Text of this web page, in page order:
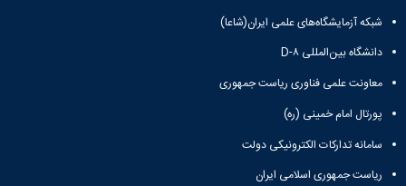
فناوری
فرهنگی
و
نهاد
نمایندگی
مقام
معظم
اجتماعی
دانشکده
اقماری
شبکه آزمایشگاه‌های علمی ایران(شاعا)
دانشگاه بین‌المللی D-۸
معاونت علمی فناوری ریاست جمهوری
پورتال امام خمینی (ره)
سامانه تدارکات الکترونیکی دولت
ریاست جمهوری اسلامی ایران